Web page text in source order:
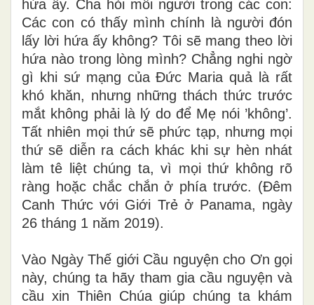
hứa ấy. Cha hỏi mỗi người trong các con:
Các con có thấy mình chính là người đón
lấy lời hứa ấy không? Tôi sẽ mang theo lời
hứa nào trong lòng mình? Chẳng nghi ngờ
gì khi sứ mạng của Đức Maria quả là rất
khó khăn, nhưng những thách thức trước
mắt không phải là lý do để Mẹ nói ’không’.
Tất nhiên mọi thứ sẽ phức tạp, nhưng mọi
thứ sẽ diễn ra cách khác khi sự hèn nhát
làm tê liệt chúng ta, vì mọi thứ không rõ
ràng hoặc chắc chắn ở phía trước. (Đêm
Canh Thức với Giới Trẻ ở Panama, ngày
26 tháng 1 năm 2019).
Vào Ngày Thế giới Cầu nguyện cho Ơn gọi
này, chúng ta hãy tham gia cầu nguyện và
cầu xin Thiên Chúa giúp chúng ta khám